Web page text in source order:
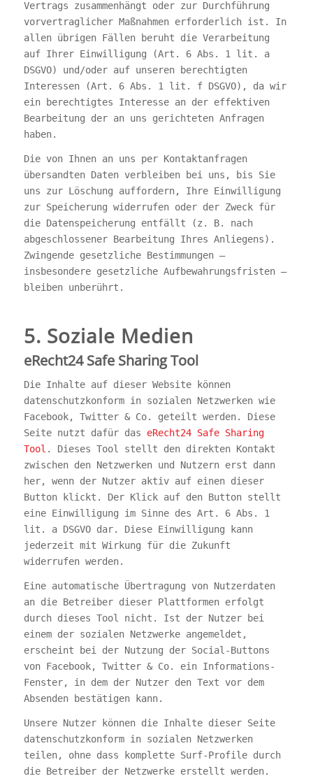
Vertrags zusammenhängt oder zur Durchführung
vorvertraglicher Maßnahmen erforderlich ist. In
allen übrigen Fällen beruht die Verarbeitung
auf Ihrer Einwilligung (Art. 6 Abs. 1 lit. a
DSGVO) und/oder auf unseren berechtigten
Interessen (Art. 6 Abs. 1 lit. f DSGVO), da wir
ein berechtigtes Interesse an der effektiven
Bearbeitung der an uns gerichteten Anfragen
haben.
Die von Ihnen an uns per Kontaktanfragen
übersandten Daten verbleiben bei uns, bis Sie
uns zur Löschung auffordern, Ihre Einwilligung
zur Speicherung widerrufen oder der Zweck für
die Datenspeicherung entfällt (z. B. nach
abgeschlossener Bearbeitung Ihres Anliegens).
Zwingende gesetzliche Bestimmungen –
insbesondere gesetzliche Aufbewahrungsfristen –
bleiben unberührt.
5. Soziale Medien
eRecht24 Safe Sharing Tool
Die Inhalte auf dieser Website können
datenschutzkonform in sozialen Netzwerken wie
Facebook, Twitter & Co. geteilt werden. Diese
Seite nutzt dafür das eRecht24 Safe Sharing
Tool . Dieses Tool stellt den direkten Kontakt
zwischen den Netzwerken und Nutzern erst dann
her, wenn der Nutzer aktiv auf einen dieser
Button klickt. Der Klick auf den Button stellt
eine Einwilligung im Sinne des Art. 6 Abs. 1
lit. a DSGVO dar. Diese Einwilligung kann
jederzeit mit Wirkung für die Zukunft
widerrufen werden.
Eine automatische Übertragung von Nutzerdaten
an die Betreiber dieser Plattformen erfolgt
durch dieses Tool nicht. Ist der Nutzer bei
einem der sozialen Netzwerke angemeldet,
erscheint bei der Nutzung der Social-Buttons
von Facebook, Twitter & Co. ein Informations-
Fenster, in dem der Nutzer den Text vor dem
Absenden bestätigen kann.
Unsere Nutzer können die Inhalte dieser Seite
datenschutzkonform in sozialen Netzwerken
teilen, ohne dass komplette Surf-Profile durch
die Betreiber der Netzwerke erstellt werden.